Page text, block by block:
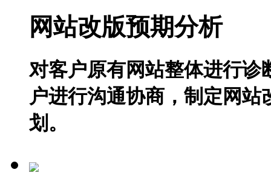
网站改版预期分析
对客户原有网站整体进行诊
户进行沟通协商，制定网
划。